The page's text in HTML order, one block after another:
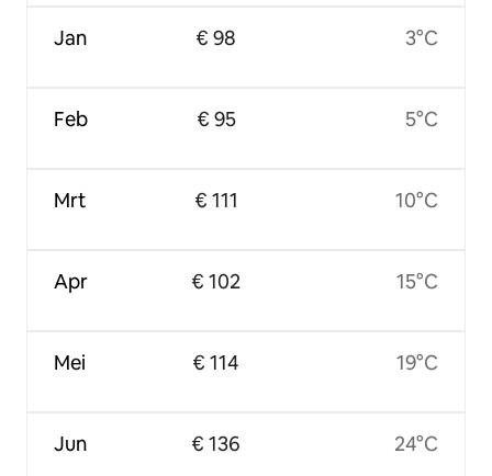
Jan
Feb
Mrt
Apr
Mei
Jun
€ 98
€ 95
€ 111
€ 102
€ 114
€ 136
3°C
5°C
10°C
15°C
19°C
24°C